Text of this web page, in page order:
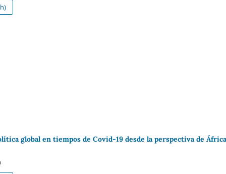
global en tiempos de Covid-19 desde la perspectiva de África